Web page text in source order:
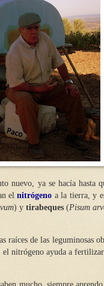
nuevo, ya se hacía hasta
elnitrógeno a la tierra, y
) y tirabeques (Pisum
raíces de las leguminosas
el nitrógeno ayuda a